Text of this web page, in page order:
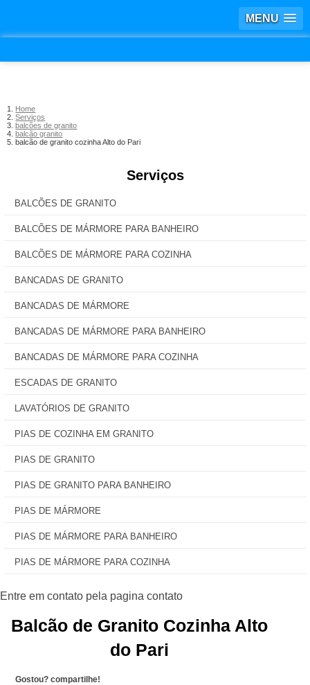
MENU
Home
Serviços
balcões de granito
balcão granito
balcão de granito cozinha Alto do Pari
Serviços
BALCÕES DE GRANITO
BALCÕES DE MÁRMORE PARA BANHEIRO
BALCÕES DE MÁRMORE PARA COZINHA
BANCADAS DE GRANITO
BANCADAS DE MÁRMORE
BANCADAS DE MÁRMORE PARA BANHEIRO
BANCADAS DE MÁRMORE PARA COZINHA
ESCADAS DE GRANITO
LAVATÓRIOS DE GRANITO
PIAS DE COZINHA EM GRANITO
PIAS DE GRANITO
PIAS DE GRANITO PARA BANHEIRO
PIAS DE MÁRMORE
PIAS DE MÁRMORE PARA BANHEIRO
PIAS DE MÁRMORE PARA COZINHA
Balcão de Granito Cozinha Alto
do Pari
Gostou? compartilhe!